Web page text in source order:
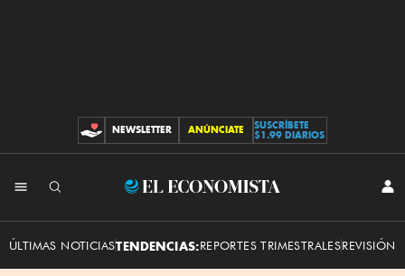
CONTRIBUCIONES
NEWSLETTER ANÚNCIATE
SUSCRÍBETE
$1.99 DIARIOS
El
ÚLTIMAS NOTICIASTENDENCIAS:REPORTES TRIMESTRALESREVISIÓN